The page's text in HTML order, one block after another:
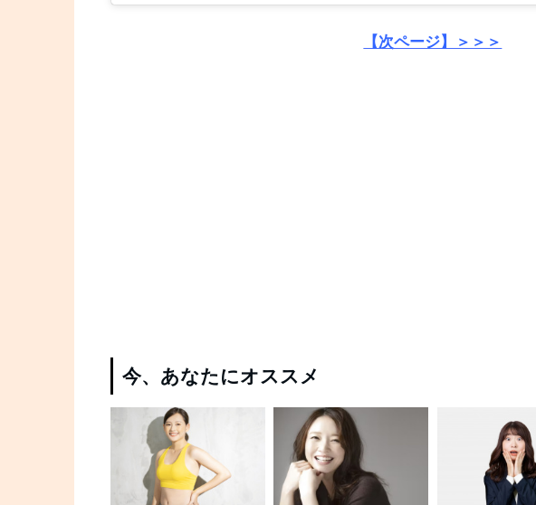
【次ページ】＞＞＞
今、あなたにオススメ